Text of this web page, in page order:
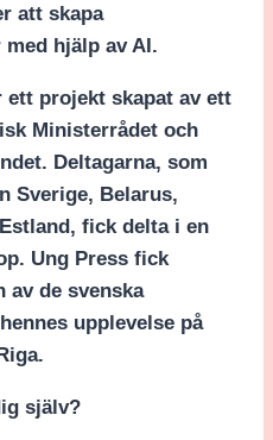
att skapa
hjälp av AI.
ett projekt skapat av ett
Ministerrådet och
Deltagarna, som
Sverige, Belarus,
fick delta i en
Ung Press fick
av de svenska
upplevelse på
själv?